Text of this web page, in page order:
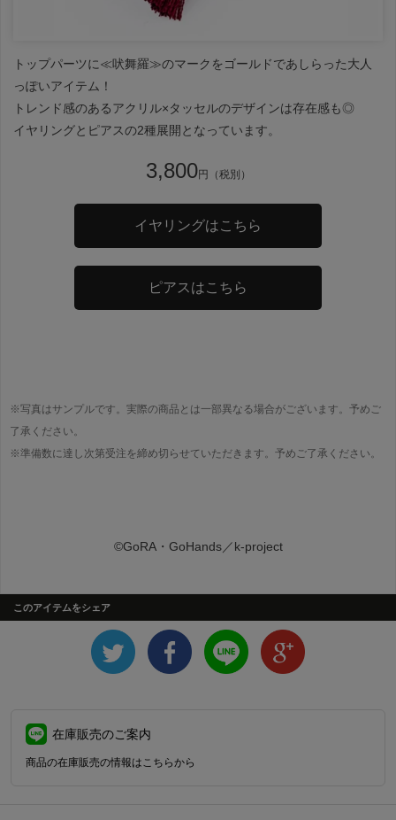
トップパーツに≪吠舞羅≫のマークをゴールドであしらった大人
っぽいアイテム！
トレンド感のあるアクリル×タッセルのデザインは存在感も◎
イヤリングとピアスの2種展開となっています。
3,800円（税別）
イヤリングはこちら
ピアスはこちら
※写真はサンプルです。実際の商品とは一部異なる場合がございます。予めご
了承ください。
※準備数に達し次第受注を締め切らせていただきます。予めご了承ください。
©GoRA・GoHands／k-project
このアイテムをシェア
在庫販売のご案内
商品の在庫販売の情報はこちらから